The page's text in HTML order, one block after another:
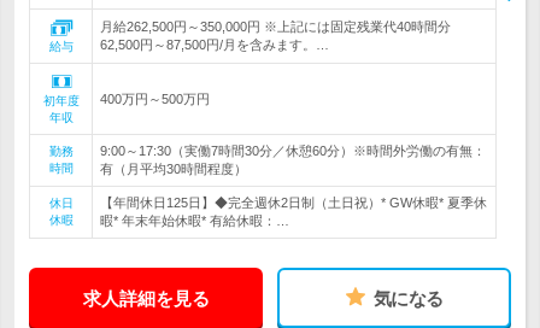
給与
月給262,500円～350,000円 ※上記には固定残業代40時間分
62,500円～87,500円/月を含みます。…
初年度
年収
400万円～500万円
勤務
時間
9:00～17:30（実働7時間30分／休憩60分）※時間外労働の有無：
有（月平均30時間程度）
休日
休暇
【年間休日125日】◆完全週休2日制（土日祝）* GW休暇* 夏季休
暇* 年末年始休暇* 有給休暇：…
求人詳細を見る 気になる